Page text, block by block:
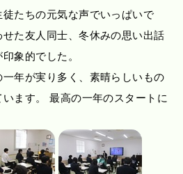
たちの元気な声でいっぱいで
た友人同士、冬休みの思い出話
象的でした。
年が実り多く、素晴らしいもの
ます。 最高の一年のスタートに